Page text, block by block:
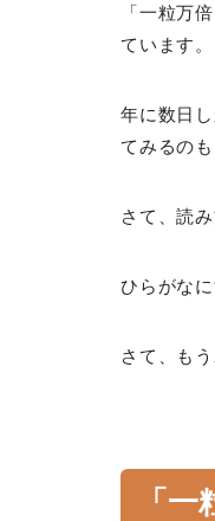
「一粒万
ています。
年に数日
てみるのも
さて、読
ひらがな
さて、も
「